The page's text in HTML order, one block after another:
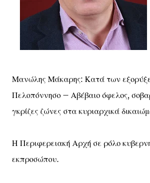
Μανώλης Μάκαρης: Κατά των
Πελοπόννησο – Αβέβαιο όφελος,
γκρίζες ζώνες στα κυριαρχικά
Η Περιφερειακή Αρχή σε ρόλο
εκπροσώπου.